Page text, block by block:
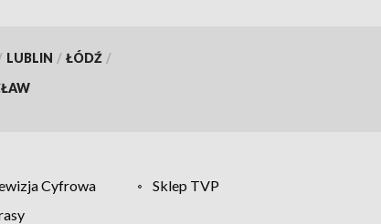
LUBLIN / ŁÓDŹ /
Cyfrowa
Sklep TVP